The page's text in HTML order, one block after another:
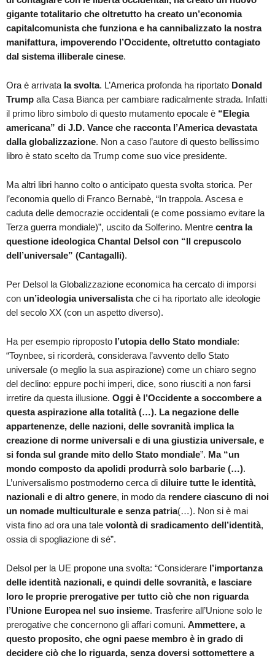
gigante totalitario che oltretutto ha creato un’economia
capitalcomunista che funziona e ha cannibalizzato la nostra
manifattura, impoverendo l’Occidente, oltretutto contagiato
dal sistema illiberale cinese.
Ora è arrivata la svolta. L’America profonda ha riportato Donald
Trump alla Casa Bianca per cambiare radicalmente strada. Infatti
il primo libro simbolo di questo mutamento epocale è “Elegia
americana” di J.D. Vance che racconta l’America devastata
dalla globalizzazione. Non a caso l’autore di questo bellissimo
libro è stato scelto da Trump come suo vice presidente.
Ma altri libri hanno colto o anticipato questa svolta storica. Per
l’economia quello di Franco Bernabè, “In trappola. Ascesa e
caduta delle democrazie occidentali (e come possiamo evitare la
Terza guerra mondiale)”, uscito da Solferino. Mentre centra la
questione ideologica Chantal Delsol con “Il crepuscolo
dell’universale” (Cantagalli).
Per Delsol la Globalizzazione economica ha cercato di imporsi
con un’ideologia universalistache ci ha riportato alle ideologie
del secolo XX (con un aspetto diverso).
Ha per esempio riproposto l’utopia dello Stato mondiale:
“Toynbee, si ricorderà, considerava l’avvento dello Stato
universale (o meglio la sua aspirazione) come un chiaro segno
del declino: eppure pochi imperi, dice, sono riusciti a non farsi
irretire da questa illusione. Oggi è l’Occidente a soccombere a
questa aspirazione alla totalità (…). La negazione delle
appartenenze, delle nazioni, delle sovranità implica la
creazione di norme universali e di una giustizia universale, e
si fonda sul grande mito dello Stato mondiale”. Ma “un
mondo composto da apolidi produrrà solo barbarie (…).
L’universalismo postmoderno cerca di diluire tutte le identità,
nazionali e di altro genere, in modo da rendere ciascuno di noi
un nomade multiculturale e senza patria(…). Non si è mai
vista fino ad ora una tale volontà di sradicamento dell’identità,
ossia di spogliazione di sé”.
Delsol per la UE propone una svolta: “Considerare l’importanza
delle identità nazionali, e quindi delle sovranità, e lasciare
loro le proprie prerogative per tutto ciò che non riguarda
l’Unione Europea nel suo insieme. Trasferire all’Unione solo le
prerogative che concernono gli affari comuni. Ammettere, a
questo proposito, che ogni paese membro è in grado di
decidere ciò che lo riguarda, senza doversi sottomettere a